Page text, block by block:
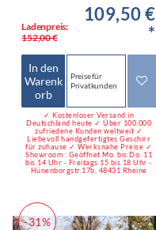
Ladenpreis:
152,00 €
109,50 €
*
In den
Warenk
orb
Preise für
Privatkunden
✓ Kostenloser Versand in
Deutschland heute ✓ Über 100.000
zufriedene Kunden weltweit ✓
Liebevoll handgefertigtes Geschirr
für zuhause ✓ Werksnahe Preise ✓
Showroom : Geöffnet Mo. bis Do. 11
bis 14 Uhr - Freitags 15 bis 18 Uhr -
Hünenborgstr.17b, 48431 Rheine
-31%